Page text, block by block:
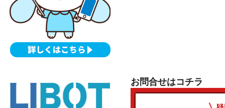
お問合せはコチラ